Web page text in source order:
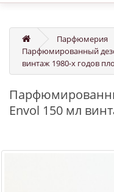
Парфюмерия
Парфюмированный
винтаж 1980-х годов
Envol 150 мл